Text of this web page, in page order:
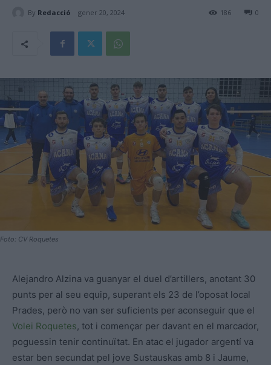
By Redacció gener 20, 2024 0
186
Foto: CV Roquetes
Alejandro Alzina va guanyar el duel d’artillers, anotant 30
punts per al seu equip, superant els 23 de l’oposat local
Prades, però no van ser suficients per aconseguir que el
Volei Roquetes, tot i començar per davant en el marcador,
poguessin tenir continuïtat. En atac el jugador argentí va
estar ben secundat pel jove Sustauskas amb 8 i Jaume,